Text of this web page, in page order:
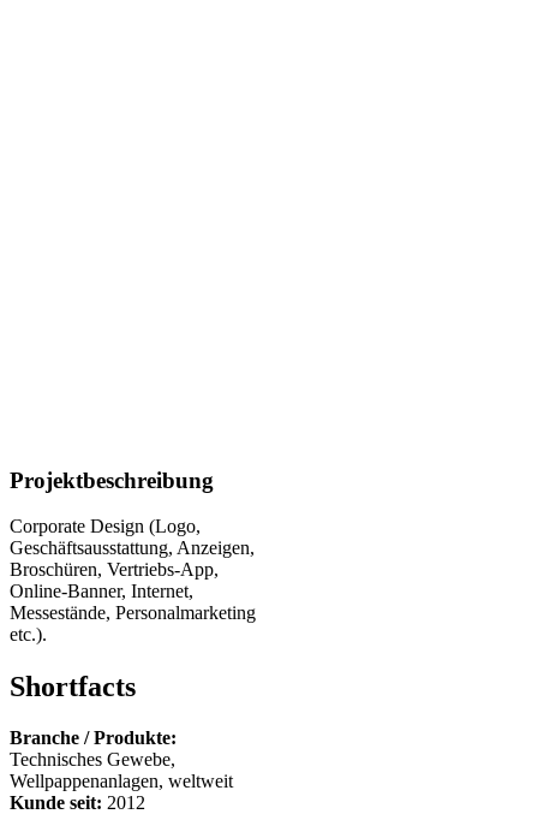
Projektbeschreibung
Corporate Design (Logo,
Geschäftsausstattung, Anzeigen,
Broschüren, Vertriebs-App,
Online-Banner, Internet,
Messestände, Personalmarketing
etc.).
Shortfacts
Branche / Produkte:
Technisches Gewebe,
Wellpappenanlagen, weltweit
Kunde seit: 2012